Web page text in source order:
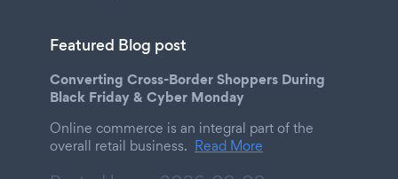
Featured Blog post
Converting Cross-Border Shoppers During
Black Friday & Cyber Monday
Online commerce is an integral part of the
overall retail business. Read More